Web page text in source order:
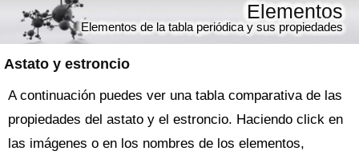
Astato y estroncio
Elementos
Elementos de la tabla periódica y sus propiedades
A continuación puedes ver una tabla comparativa de las
propiedades del astato y el estroncio. Haciendo click en
las imágenes o en los nombres de los elementos,